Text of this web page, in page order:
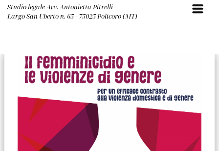
Studio legale Avv. Antonietta Pitrelli
Largo San Uberto n. 65 - 75025 Policoro (MT)